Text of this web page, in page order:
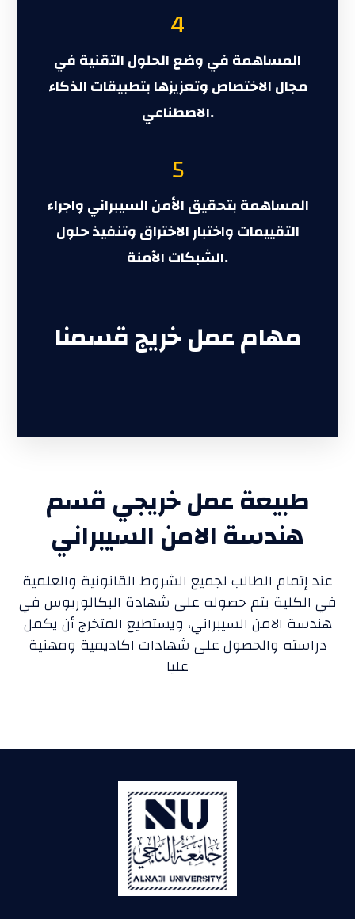
4
المساهمة في وضع الحلول التقنية في
مجال الاختصاص وتعزيزها بتطبيقات الذكاء
الاصطناعي.
5
المساهمة بتحقيق الأمن السيبراني واجراء
التقييمات واختبار الاختراق وتنفيذ حلول
الشبكات الآمنة.
مهام عمل خريج قسمنا
طبيعة عمل خريجي قسم
هندسة الامن السيبراني
عند إتمام الطالب لجميع الشروط القانونية والعلمية
في الكلية يتم حصوله على شهادة البكالوريوس في
هندسة الامن السيبراني، ويستطيع المتخرج أن يكمل
دراسته والحصول على شهادات اكاديمية ومهنية
عليا